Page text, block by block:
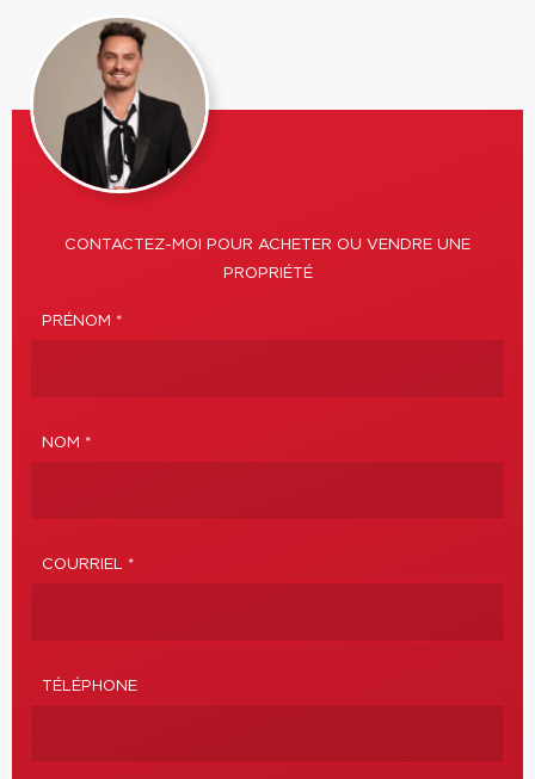
CONTACTEZ-MOI POUR ACHETER OU VENDRE UNE
PROPRIÉTÉ
PRÉNOM *
NOM *
COURRIEL *
TÉLÉPHONE